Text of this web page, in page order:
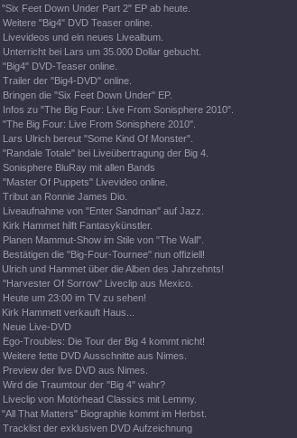
"Six Feet Down Under Part 2" EP ab heute.
Weitere "Big4" DVD Teaser online.
Livevideos und ein neues Livealbum.
Unterricht bei Lars um 35.000 Dollar gebucht.
"Big4" DVD-Teaser online.
Trailer der "Big4-DVD" online.
Bringen die "Six Feet Down Under" EP.
Infos zu "The Big Four: Live From Sonisphere 2010".
"The Big Four: Live From Sonisphere 2010".
Lars Ulrich bereut "Some Kind Of Monster".
"Randale Totale" bei Liveübertragung der Big 4.
Sonisphere BluRay mit allen Bands
"Master Of Puppets" Livevideo online.
Tribut an Ronnie James Dio.
Liveaufnahme von "Enter Sandman" auf Jazz.
Kirk Hammet hilft Fantasykünstler.
Planen Mammut-Show im Stile von "The Wall".
Bestätigen die "Big-Four-Tournee" nun offiziell!
Ulrich und Hammet über die Alben des Jahrzehnts!
"Harvester Of Sorrow" Liveclip aus Mexico.
Heute um 23:00 im TV zu sehen!
Kirk Hammett verkauft Haus...
Neue Live-DVD
Ego-Troubles: Die Tour der Big 4 kommt nicht!
Weitere fette DVD Ausschnitte aus Nimes.
Preview der live DVD aus Nimes.
Wird die Traumtour der "Big 4" wahr?
Liveclip von Motörhead Classics mit Lemmy.
"All That Matters" Biographie kommt im Herbst.
Tracklist der exklusiven DVD Aufzeichnung